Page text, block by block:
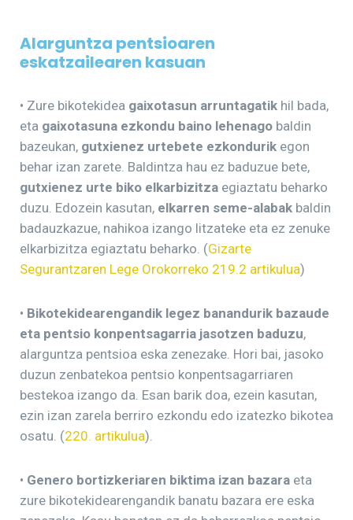
Alarguntza pentsioaren
eskatzailearen kasuan
• Zure bikotekidea gaixotasun arruntagatik hil bada,
eta gaixotasuna ezkondu baino lehenago baldin
bazeukan, gutxienez urtebete ezkondurik egon
behar izan zarete. Baldintza hau ez baduzue bete,
gutxienez urte biko elkarbizitza egiaztatu beharko
duzu. Edozein kasutan, elkarren seme-alabak baldin
badauzkazue, nahikoa izango litzateke eta ez zenuke
elkarbizitza egiaztatu beharko. (Gizarte
Segurantzaren Lege Orokorreko 219.2 artikulua)
• Bikotekidearengandik legez banandurik bazaude
eta pentsio konpentsagarria jasotzen baduzu,
alarguntza pentsioa eska zenezake. Hori bai, jasoko
duzun zenbatekoa pentsio konpentsagarriaren
bestekoa izango da. Esan barik doa, ezein kasutan,
ezin izan zarela berriro ezkondu edo izatezko bikotea
osatu. (220. artikulua).
• Genero bortizkeriaren biktima izan bazara eta
zure bikotekidearengandik banatu bazara ere eska